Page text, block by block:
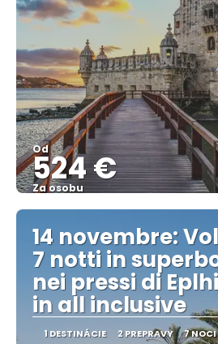
Od
524 €
Za osobu
Pozrieť sa
14 novembre:
7 notti in
nei pressi di
in all inclusive
1 DESTINÁCIE 2 PREPRAVY 7 NOCI